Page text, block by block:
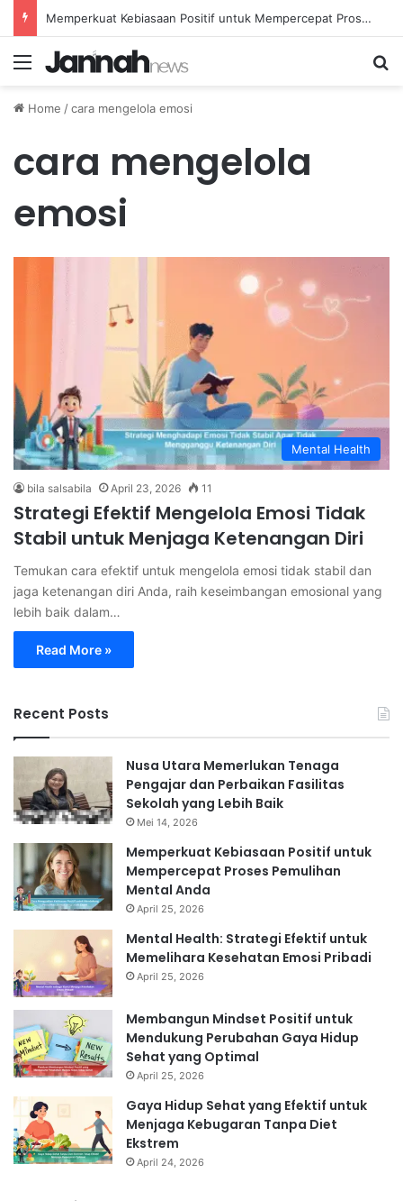
Memperkuat Kebiasaan Positif untuk Mempercepat Proses Pemulihan Mental Anda
Menu
Home /cara mengelola emosi
cara mengelola
emosi
Mental Health
bila salsabila April 23, 2026 11
Strategi Efektif Mengelola Emosi Tidak
Stabil untuk Menjaga Ketenangan Diri
Temukan cara efektif untuk mengelola emosi tidak stabil dan
jaga ketenangan diri Anda, raih keseimbangan emosional yang
lebih baik dalam…
Read More »
Recent Posts
Nusa Utara Memerlukan Tenaga
Pengajar dan Perbaikan Fasilitas
Sekolah yang Lebih Baik
Mei 14, 2026
Memperkuat Kebiasaan Positif untuk
Mempercepat Proses Pemulihan
Mental Anda
April 25, 2026
Mental Health: Strategi Efektif untuk
Memelihara Kesehatan Emosi Pribadi
April 25, 2026
Membangun Mindset Positif untuk
Mendukung Perubahan Gaya Hidup
Sehat yang Optimal
April 25, 2026
Gaya Hidup Sehat yang Efektif untuk
Menjaga Kebugaran Tanpa Diet
Ekstrem
April 24, 2026